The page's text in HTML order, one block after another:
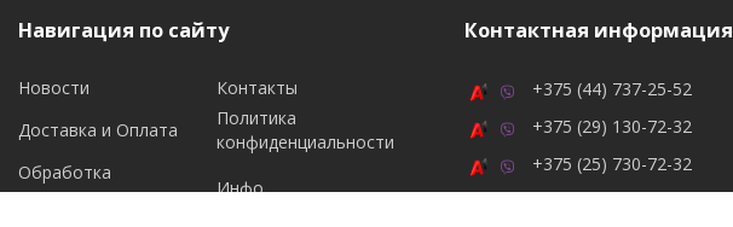
Навигация по сайту
Новости
Контакты
Доставка и Оплата
Политика
конфиденциальности
Обработка
персональных данных
Инфо
Контактная информация
+375 (44) 737-25-52
+375 (29) 130-72-32
+375 (25) 730-72-32